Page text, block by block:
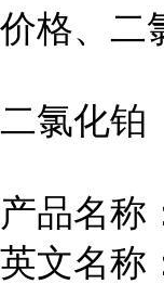
价格、二
二氯化铂
产品名称
英文名称